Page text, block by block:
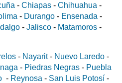
- Chiapas - Chihuahua -
- Durango - Ensenada -
- Jalisco - Matamoros -
- Nayarit- Nuevo Laredo -
- Piedras Negras - Puebla
- Reynosa - San Luis Potosí -